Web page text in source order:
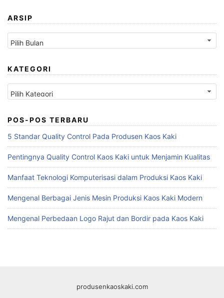
ARSIP
Arsip
KATEGORI
Kategori
POS-POS TERBARU
5 Standar Quality Control Pada Produsen Kaos Kaki
Pentingnya Quality Control Kaos Kaki untuk Menjamin Kualitas
Manfaat Teknologi Komputerisasi dalam Produksi Kaos Kaki
Mengenal Berbagai Jenis Mesin Produksi Kaos Kaki Modern
Mengenal Perbedaan Logo Rajut dan Bordir pada Kaos Kaki
produsenkaoskaki.com